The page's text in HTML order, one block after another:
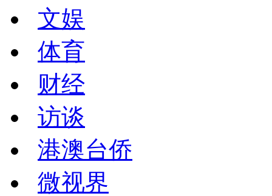
文娱
体育
财经
访谈
港澳台侨
微视界